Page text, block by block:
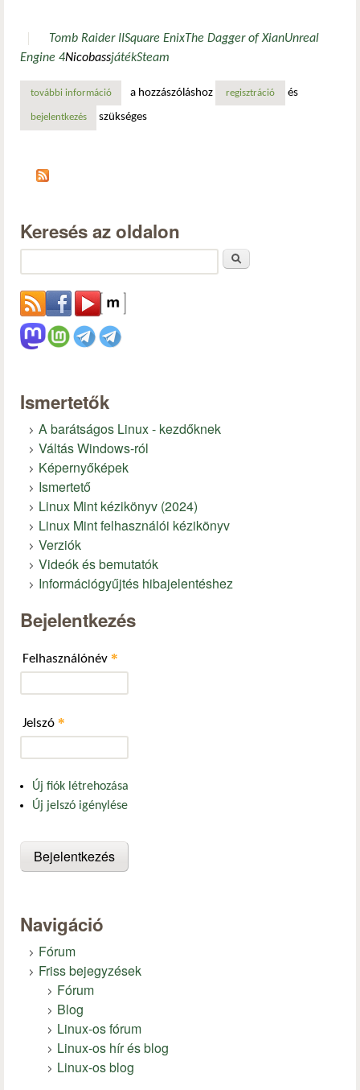
Tomb Raider IISquare EnixThe Dagger of XianUnreal
Engine 4NicobassjátékSteam
további információelkészült a rajongók által összedobott tomb raider 2
a hozzászóláshoz regisztráció és
bejelentkezés szükséges
Keresés az oldalon
Ismertetők
A barátságos Linux - kezdőknek
Váltás Windows-ról
Képernyőképek
Ismertető
Linux Mint kézikönyv (2024)
Linux Mint felhasználói kézikönyv
Verziók
Videók és bemutatók
Információgyűjtés hibajelentéshez
Bejelentkezés
Felhasználónév *
Jelszó *
Új fiók létrehozása
Új jelszó igénylése
Navigáció
Fórum
Friss bejegyzések
Fórum
Blog
Linux-os fórum
Linux-os hír és blog
Linux-os blog